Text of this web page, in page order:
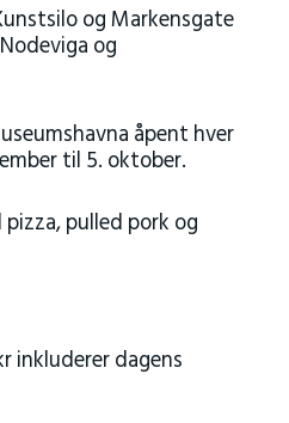
og Markensgate
og
åpent hver
til 5. oktober.
pulled pork og
dagens